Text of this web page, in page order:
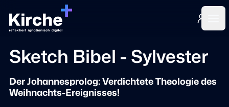
Login
Sketch Bibel - Sylvester
Der Johannesprolog: Verdichtete Theologie des
Weihnachts-Ereignisses!